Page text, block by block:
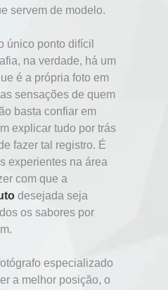
servem de modelo.
único ponto difícil
na verdade, há um
é a própria foto em
sensações de quem
basta confiar em
explicar tudo por trás
fazer tal registro. É
experientes na área
com que a
desejada seja
os sabores por
especializado
a melhor posição, o